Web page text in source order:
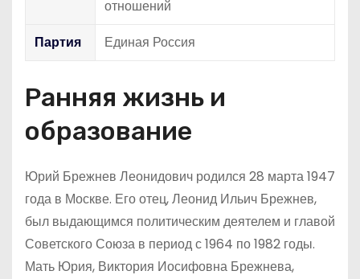
отношений
Партия
Единая Россия
Ранняя жизнь и
образование
Юрий Брежнев Леонидович родился 28 марта 1947
года в Москве. Его отец, Леонид Ильич Брежнев,
был выдающимся политическим деятелем и главой
Советского Союза в период с 1964 по 1982 годы.
Мать Юрия, Виктория Иосифовна Брежнева,